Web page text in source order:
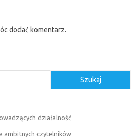
dodać komentarz.
Szukaj
działalność
ambitnych czytelników